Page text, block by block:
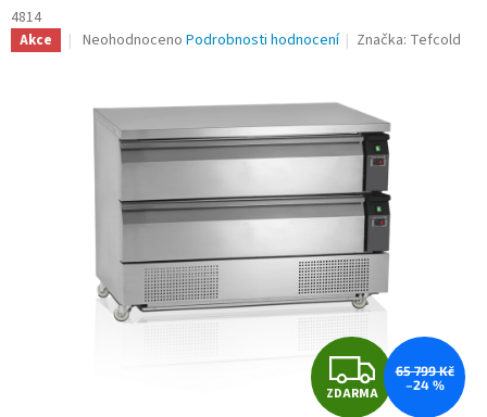
4814
Akce
Průměrné
0,0
Neohodnoceno Podrobnosti hodnocení Značka: Tefcold
Z
ZDARMA
65 799 Kč
–24 %